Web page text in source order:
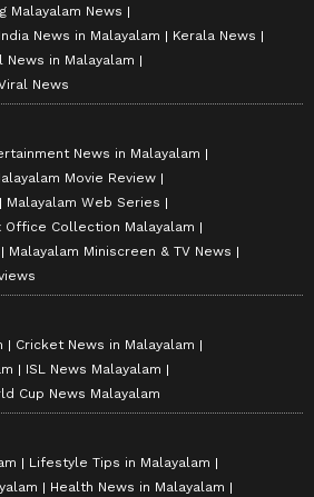
Malayalam News
India News in Malayalam
Kerala News
News in Malayalam
News
News in Malayalam
Movie Review
Malayalam Web Series
Office Collection Malayalam
Malayalam Miniscreen & TV News
Cricket News in Malayalam
ISL News Malayalam
Cup News Malayalam
Lifestyle Tips in Malayalam
Health News in Malayalam